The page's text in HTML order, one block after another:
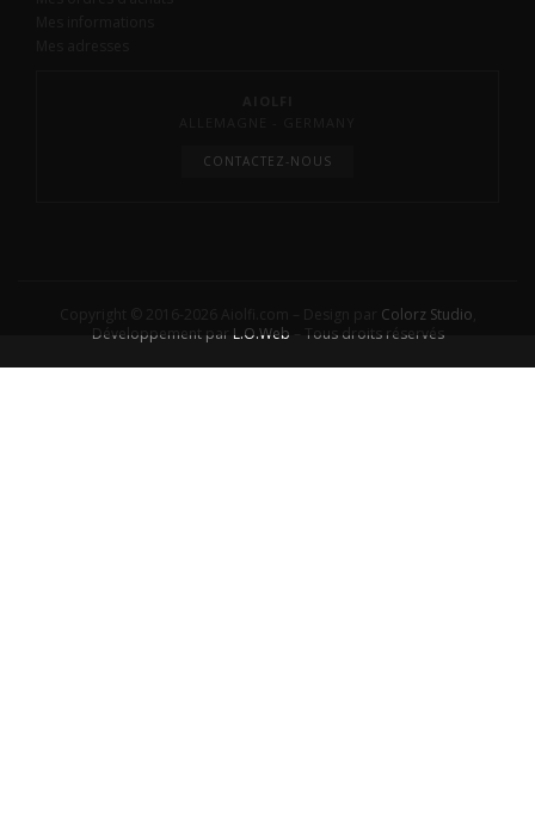
CONTACTEZ-NOUS
Colorz Studio
Développement par L.O.Web – Tous droits réservés